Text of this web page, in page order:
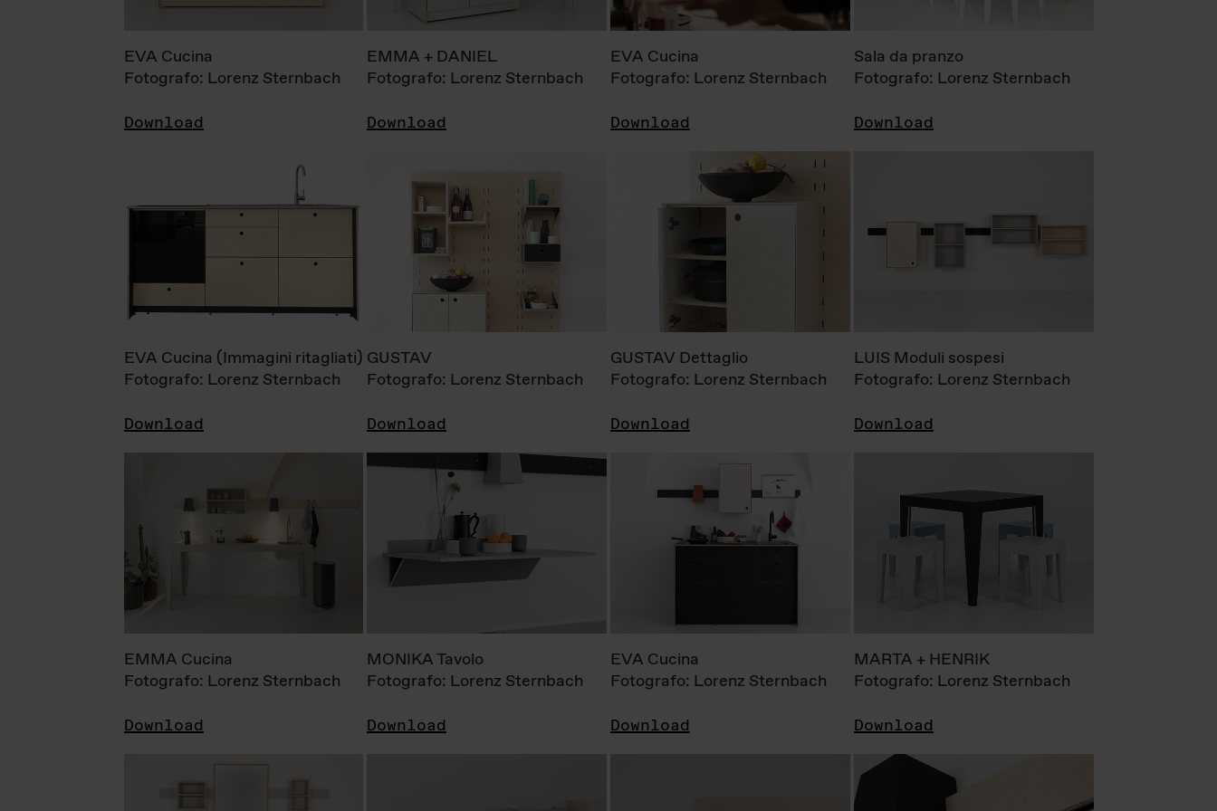
EVA Cucina
Fotografo: Lorenz Sternbach
Download
EMMA + DANIEL
Fotografo: Lorenz Sternbach
Download
EVA Cucina
Fotografo: Lorenz Sternbach
Download
Sala da pranzo
Fotografo: Lorenz Sternbach
Download
EVA Cucina (Immagini ritagliati)
Fotografo: Lorenz Sternbach
Download
GUSTAV
Fotografo: Lorenz Sternbach
Download
GUSTAV Dettaglio
Fotografo: Lorenz Sternbach
Download
LUIS Moduli sospesi
Fotografo: Lorenz Sternbach
Download
EMMA Cucina
Fotografo: Lorenz Sternbach
Download
MONIKA Tavolo
Fotografo: Lorenz Sternbach
Download
EVA Cucina
Fotografo: Lorenz Sternbach
Download
MARTA + HENRIK
Fotografo: Lorenz Sternbach
Download